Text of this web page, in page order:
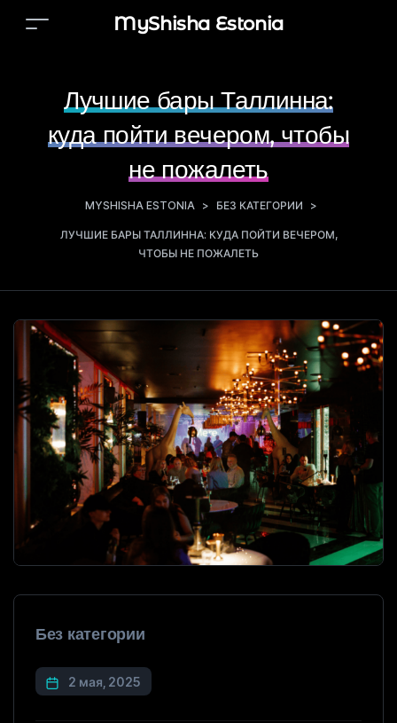
MyShisha Estonia
Лучшие бары Таллинна:
куда пойти вечером, чтобы
не пожалеть
MYSHISHA ESTONIA > БЕЗ КАТЕГОРИИ >
ЛУЧШИЕ БАРЫ ТАЛЛИННА: КУДА ПОЙТИ ВЕЧЕРОМ,
ЧТОБЫ НЕ ПОЖАЛЕТЬ
Без категории
2 мая, 2025